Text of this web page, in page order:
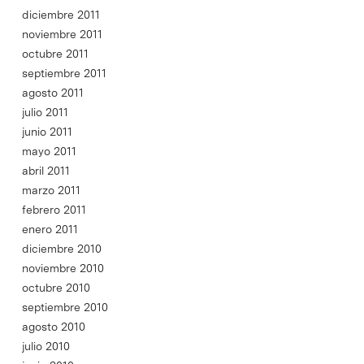
diciembre 2011
noviembre 2011
octubre 2011
septiembre 2011
agosto 2011
julio 2011
junio 2011
mayo 2011
abril 2011
marzo 2011
febrero 2011
enero 2011
diciembre 2010
noviembre 2010
octubre 2010
septiembre 2010
agosto 2010
julio 2010